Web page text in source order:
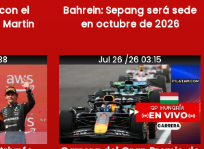
el
Bahrein: Sepang será sede
en octubre de 2026
Jul 26 /26 03:15